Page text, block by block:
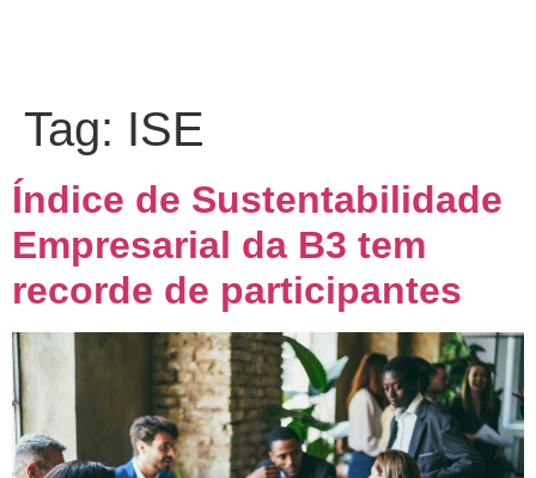
Tag: ISE
Índice de Sustentabilidade
Empresarial da B3 tem
recorde de participantes